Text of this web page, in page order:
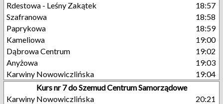
Rdestowa - Leśny Zakątek
18:57
Szafranowa
18:58
Paprykowa
18:59
Kameliowa
19:00
Dąbrowa Centrum
19:02
Anyżowa
19:03
Karwiny Nowowiczlińska
19:04
Kurs nr 7 do Szemud Centrum Samorządowe
Karwiny Nowowiczlińska
20:21